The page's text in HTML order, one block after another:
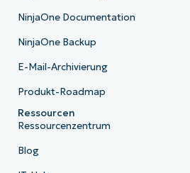
NinjaOne Documentation
NinjaOne Backup
E-Mail-Archivierung
Produkt-Roadmap
Ressourcen
Ressourcenzentrum
Blog